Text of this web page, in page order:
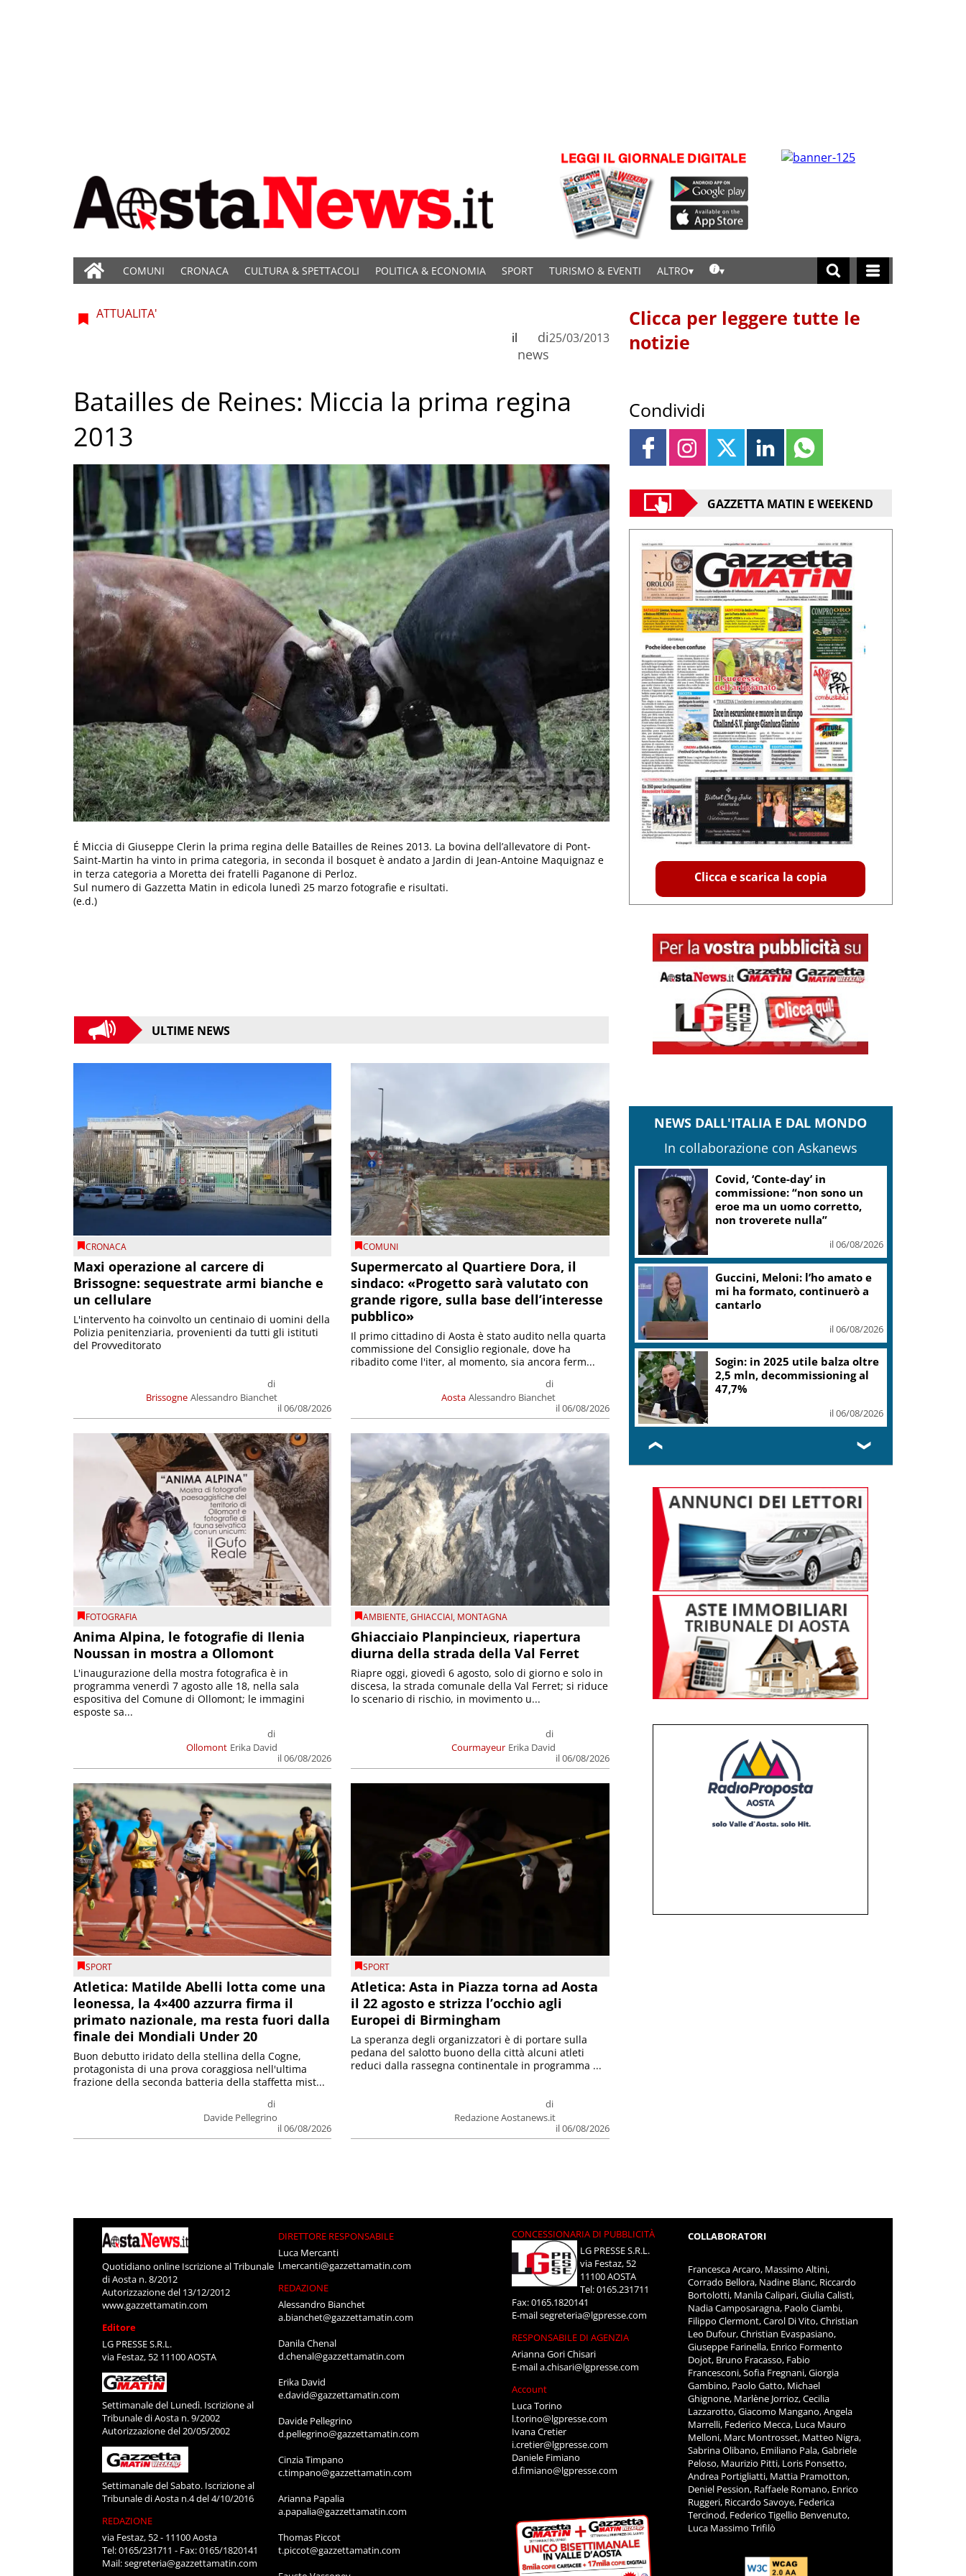
COMUNI CRONACA CULTURA & SPETTACOLI POLITICA & ECONOMIA SPORT TURISMO & EVENTI ALTRO
ATTUALITA'
di
news
il 25/03/2013
Batailles de Reines: Miccia la prima regina
2013
É Miccia di Giuseppe Clerin la prima regina delle Batailles de Reines 2013. La bovina dell’allevatore di Pont-
Saint-Martin ha vinto in prima categoria, in seconda il bosquet è andato a Jardin di Jean-Antoine Maquignaz e
in terza categoria a Moretta dei fratelli Paganone di Perloz.
Sul numero di Gazzetta Matin in edicola lunedì 25 marzo fotografie e risultati.
(e.d.)
ULTIME NEWS
CRONACA
Maxi operazione al carcere di
Brissogne: sequestrate armi bianche e
un cellulare
Brissogne
di
Alessandro Bianchet
il 06/08/2026
L'intervento ha coinvolto un centinaio di uomini della
Polizia penitenziaria, provenienti da tutti gli istituti
del Provveditorato
COMUNI
Supermercato al Quartiere Dora, il
sindaco: «Progetto sarà valutato con
grande rigore, sulla base dell’interesse
pubblico»
Aosta
di
Alessandro Bianchet
il 06/08/2026
Il primo cittadino di Aosta è stato audito nella quarta
commissione del Consiglio regionale, dove ha
ribadito come l'iter, al momento, sia ancora ferm...
FOTOGRAFIA
Anima Alpina, le fotografie di Ilenia
Noussan in mostra a Ollomont
Ollomont
di
Erika David
il 06/08/2026
L'inaugurazione della mostra fotografica è in
programma venerdì 7 agosto alle 18, nella sala
espositiva del Comune di Ollomont; le immagini
esposte sa...
AMBIENTE,GHIACCIAI, MONTAGNA
Ghiacciaio Planpincieux, riapertura
diurna della strada della Val Ferret
Courmayeur
di
Erika David
il 06/08/2026
Riapre oggi, giovedì 6 agosto, solo di giorno e solo in
discesa, la strada comunale della Val Ferret; si riduce
lo scenario di rischio, in movimento u...
SPORT
Atletica: Matilde Abelli lotta come una
leonessa, la 4×400 azzurra firma il
primato nazionale, ma resta fuori dalla
finale dei Mondiali Under 20
di
Davide Pellegrino
il 06/08/2026
Buon debutto iridato della stellina della Cogne,
protagonista di una prova coraggiosa nell'ultima
frazione della seconda batteria della staffetta mist...
SPORT
Atletica: Asta in Piazza torna ad Aosta
il 22 agosto e strizza l’occhio agli
Europei di Birmingham
di
Redazione Aostanews.it
il 06/08/2026
La speranza degli organizzatori è di portare sulla
pedana del salotto buono della città alcuni atleti
reduci dalla rassegna continentale in programma ...
Clicca per leggere tutte le
notizie
Condividi
GAZZETTA MATIN E WEEKEND
Clicca e scarica la copia
NEWS DALL'ITALIA E DAL MONDO
In collaborazione con Askanews
“Una notte di Casanova” di
Migliorini chiude Festival
teatro Volterra
Valle d’Aosta, torna la festa
del lardo di Arnad: c’è anche il
gelato
L.elettorale, tornano
malumori su alternanza,
donne Fi chiedono quote vere
il 06/08/2026
❮ ❯
Quotidiano online Iscrizione al Tribunale
di Aosta n. 8/2012
Autorizzazione del 13/12/2012
www.gazzettamatin.com
Editore
LG PRESSE S.R.L.
via Festaz, 52 11100 AOSTA
Settimanale del Lunedì. Iscrizione al
Tribunale di Aosta n. 9/2002
Autorizzazione del 20/05/2002
Settimanale del Sabato. Iscrizione al
Tribunale di Aosta n.4 del 4/10/2016
REDAZIONE
via Festaz, 52 - 11100 Aosta
Tel: 0165/231711 - Fax: 0165/1820141
Mail:segreteria@gazzettamatin.com
DIRETTORE RESPONSABILE
Luca Mercanti
l.mercanti@gazzettamatin.com
REDAZIONE
Alessandro Bianchet
a.bianchet@gazzettamatin.com
Danila Chenal
d.chenal@gazzettamatin.com
Erika David
e.david@gazzettamatin.com
Davide Pellegrino
d.pellegrino@gazzettamatin.com
Cinzia Timpano
c.timpano@gazzettamatin.com
Arianna Papalia
a.papalia@gazzettamatin.com
Thomas Piccot
t.piccot@gazzettamatin.com
CONCESSIONARIA DI PUBBLICITÀ
LG PRESSE S.R.L.
via Festaz, 52
11100 AOSTA
Tel: 0165.231711
Fax: 0165.1820141
E-mailsegreteria@lgpresse.com
RESPONSABILE DI AGENZIA
Arianna Gori Chisari
E-maila.chisari@lgpresse.com
Account
Luca Torino
l.torino@lgpresse.com
Ivana Cretier
i.cretier@lgpresse.com
Daniele Fimiano
d.fimiano@lgpresse.com
COLLABORATORI
Francesca Arcaro, Massimo Altini,
Corrado Bellora, Nadine Blanc, Riccardo
Bortolotti, Manila Calipari, Giulia Calisti,
Nadia Camposaragna, Paolo Ciambi,
Filippo Clermont, Carol Di Vito, Christian
Leo Dufour, Christian Evaspasiano,
Giuseppe Farinella, Enrico Formento
Dojot, Bruno Fracasso, Fabio
Francesconi, Sofia Fregnani, Giorgia
Gambino, Paolo Gatto, Michael
Ghignone, Marlène Jorrioz, Cecilia
Lazzarotto, Giacomo Mangano, Angela
Marrelli, Federico Mecca, Luca Mauro
Melloni, Marc Montrosset, Matteo Nigra,
Sabrina Olibano, Emiliano Pala, Gabriele
Peloso, Maurizio Pitti, Loris Ponsetto,
Andrea Portigliatti, Mattia Pramotton,
Deniel Pession, Raffaele Romano, Enrico
Ruggeri, Riccardo Savoye, Federica
Tercinod, Federico Tigellio Benvenuto,
Luca Massimo Trifilò